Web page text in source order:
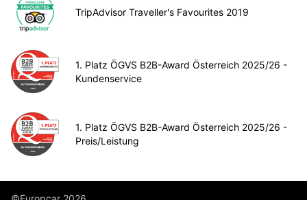
TripAdvisor Traveller's Favourites 2019
1. Platz ÖGVS B2B-Award Österreich 2025/26 -
Kundenservice
1. Platz ÖGVS B2B-Award Österreich 2025/26 -
Preis/Leistung